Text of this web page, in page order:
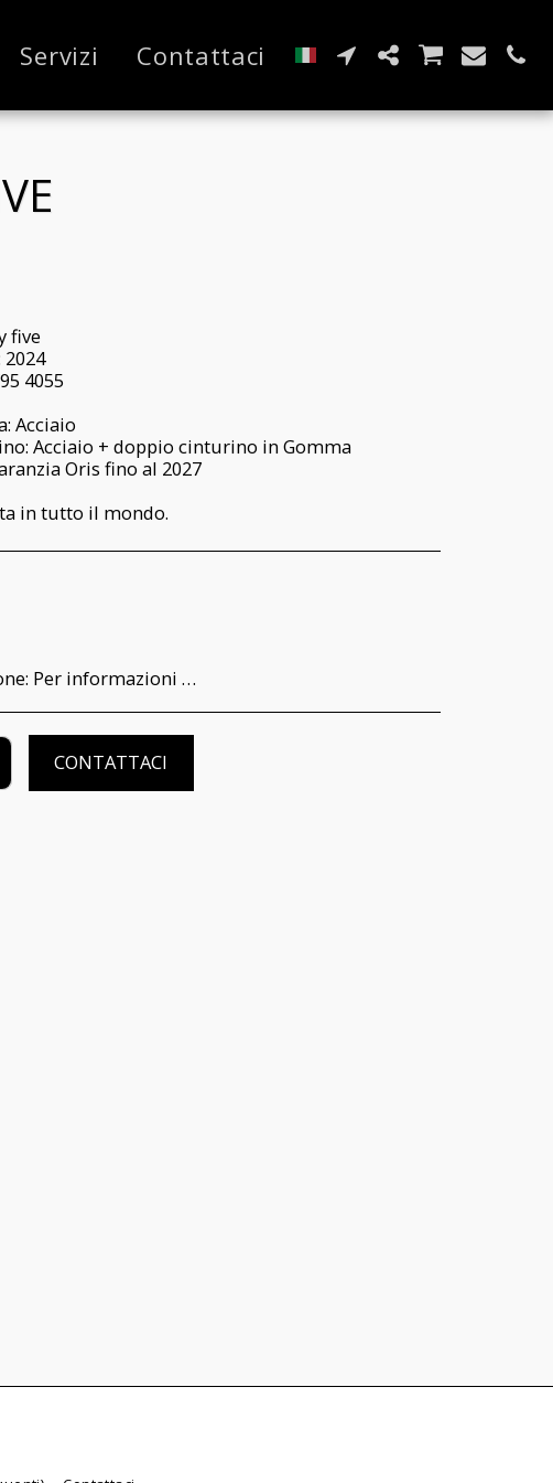
Servizi Contattaci
five
4055
Acciaio
Acciaio + doppio cinturino in Gomma
Oris fino al 2027
in tutto il mondo.
Per informazioni relative al riconoscimento per il consumatore della garanzia di funzionamento e delle modalità di recesso del contratto, è possibile visionare l’informativa completa nella pagina dedicata al seguente link: https://www.iltempodeiprincipi.it/terms
CONTATTACI